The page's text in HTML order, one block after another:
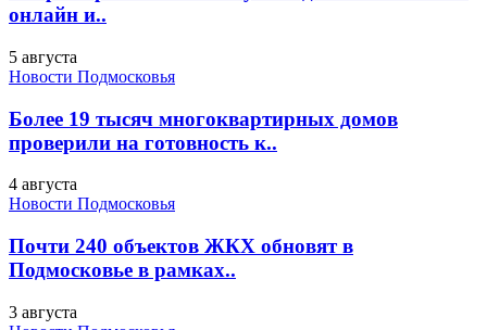
онлайн и..
5 августа
Новости Подмосковья
Более 19 тысяч многоквартирных домов
проверили на готовность к..
4 августа
Новости Подмосковья
Почти 240 объектов ЖКХ обновят в
Подмосковье в рамках..
3 августа